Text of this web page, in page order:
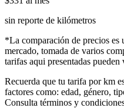
sin reporte de kilómetros
*La comparación de precios es
mercado, tomada de varios
tarifas aqui presentadas pueden
Recuerda que tu tarifa por km
factores como: edad, género,
Consulta términos y